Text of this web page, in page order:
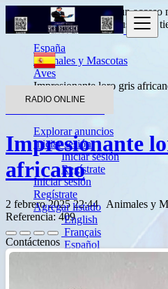
RADIO ONLINE
Explorar anuncios
Iniciar sesión
Iniciar sesión
Regístrate
Iniciar sesión
Regístrate
Agregar listado
English
Français
Español
Entradapara obtener un acceso
ofertas.
Haga clic aquísi usted no
España
Animales y Mascotas
Aves
Impresionante loro gris
Impresionante
africano
2 febrero 2025 22:44 Animales y
Referencia: 409
Contáctenos